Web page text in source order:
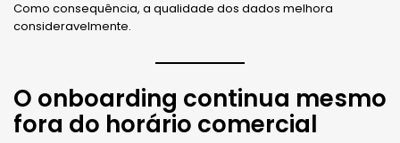
Como consequência, a qualidade dos dados melhora
consideravelmente.
O onboarding continua mesmo
fora do horário comercial